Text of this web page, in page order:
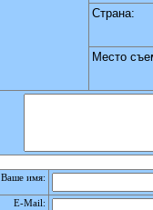
Страна:
Место
Ваше имя:
E-Mail :